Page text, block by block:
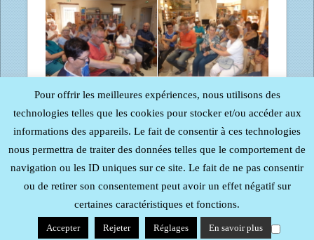
Pour offrir les meilleures expériences, nous utilisons des
technologies telles que les cookies pour stocker et/ou accéder aux
informations des appareils. Le fait de consentir à ces technologies
nous permettra de traiter des données telles que le comportement de
navigation ou les ID uniques sur ce site. Le fait de ne pas consentir
ou de retirer son consentement peut avoir un effet négatif sur
certaines caractéristiques et fonctions.
Accepter Rejeter Réglages En savoir plus